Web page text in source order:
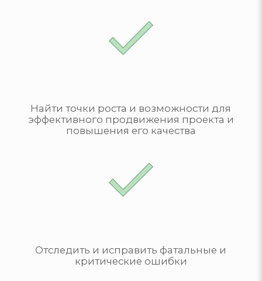
Найти точки роста и возможности для
эффективного продвижения проекта и
повышения его качества
Отследить и исправить фатальные и
критические ошибки